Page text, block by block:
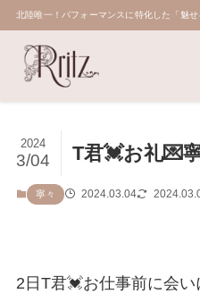
北陸唯一！パフォーマンスに特化した「魅
T君💓お礼💌
2024
3/04
寧々 2024.03.04
2日T君💓お仕事前に会